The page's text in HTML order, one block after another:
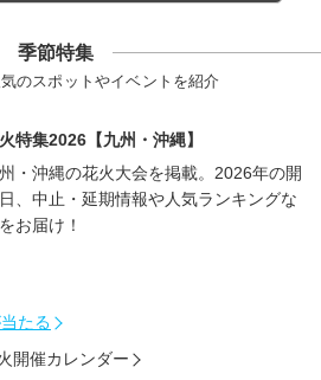
季節特集
のスポットやイベントを紹介
特集2026【九州・沖縄】
・沖縄の花火大会を掲載。2026年の開
、中止・延期情報や人気ランキングな
お届け！
たる
開催カレンダー